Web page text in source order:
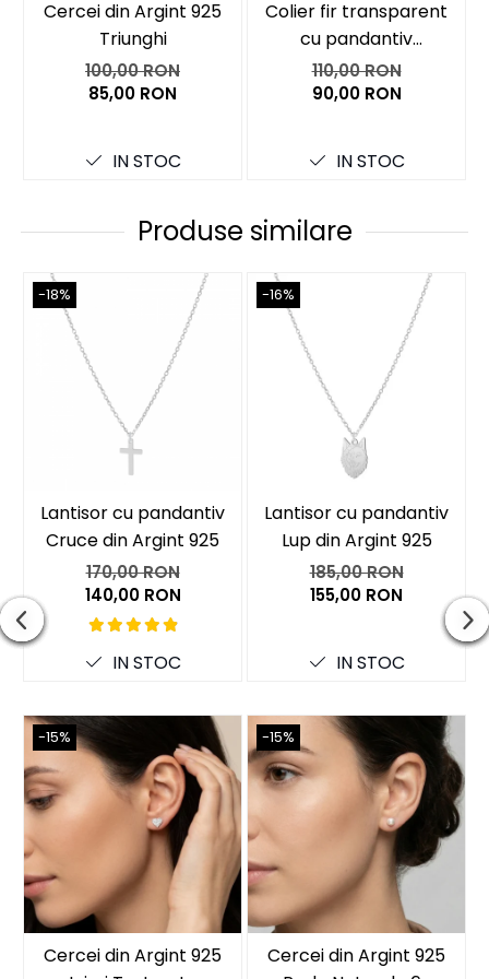
Coliere cu mărgele colorate și Argint
Coliere cu pietre semiprețioase
Cercei din Argint 925
Triunghi
100,00 RON
85,00 RON
IN STOC
Colier fir transparent
cu pandantiv
Triunghiuri din Argint
925
110,00 RON
90,00 RON
IN STOC
Produse similare
-18%
Lantisor cu pandantiv
Cruce din Argint 925
170,00 RON
140,00 RON
IN STOC
-16%
Lantisor cu pandantiv
Lup din Argint 925
185,00 RON
155,00 RON
IN STOC
-15%
Cercei din Argint 925
-15%
Cercei din Argint 925